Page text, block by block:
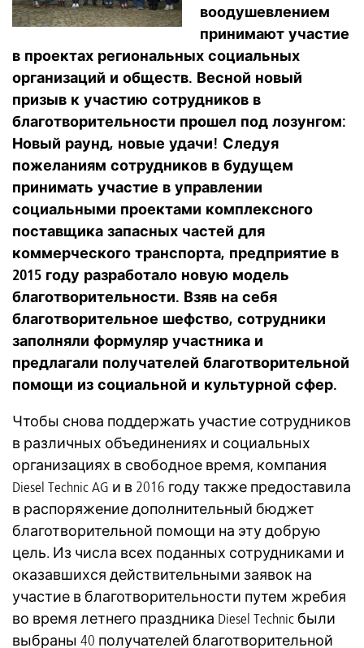
воодушевлением
принимают участие
в проектах региональных социальных
организаций и обществ. Весной новый
призыв к участию сотрудников в
благотворительности прошел под лозунгом:
Новый раунд, новые удачи! Следуя
пожеланиям сотрудников в будущем
принимать участие в управлении
социальными проектами комплексного
поставщика запасных частей для
коммерческого транспорта, предприятие в
2015 году разработало новую модель
благотворительности. Взяв на себя
благотворительное шефство, сотрудники
заполняли формуляр участника и
предлагали получателей благотворительной
помощи из социальной и культурной сфер.
Чтобы снова поддержать участие сотрудников
в различных объединениях и социальных
организациях в свободное время, компания
Diesel Technic AG и в 2016 году также предоставила
в распоряжение дополнительный бюджет
благотворительной помощи на эту добрую
цель. Из числа всех поданных сотрудниками и
оказавшихся действительными заявок на
участие в благотворительности путем жребия
во время летнего праздника Diesel Technic были
выбраны 40 получателей благотворительной